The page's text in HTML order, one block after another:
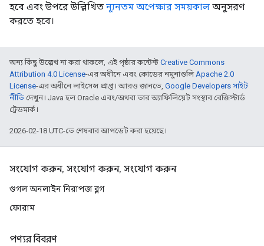
হবে এবং উপরে উল্লিখিত ন্যূনতম অপেক্ষার সময়কাল অনুসরণ
করতে হবে।
অন্য কিছু উল্লেখ না করা থাকলে, এই পৃষ্ঠার কন্টেন্ট Creative Commons
Attribution 4.0 License-এর অধীনে এবং কোডের নমুনাগুলি Apache 2.0
License-এর অধীনে লাইসেন্স প্রাপ্ত। আরও জানতে, Google Developers সাইট
নীতি দেখুন। Java হল Oracle এবং/অথবা তার অ্যাফিলিয়েট সংস্থার রেজিস্টার্ড
ট্রেডমার্ক।
2026-02-18 UTC-তে শেষবার আপডেট করা হয়েছে।
সংযোগ করুন, সংযোগ করুন, সংযোগ করুন
গুগল অনলাইন নিরাপত্তা ব্লগ
ফোরাম
পণ্যর বিবরণ